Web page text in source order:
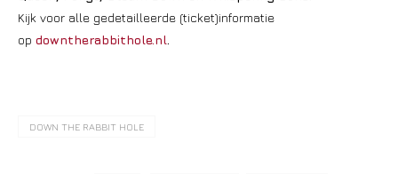
Kijk voor alle gedetailleerde (ticket)informatie
op downtherabbithole.nl.
DOWN THE RABBIT HOLE